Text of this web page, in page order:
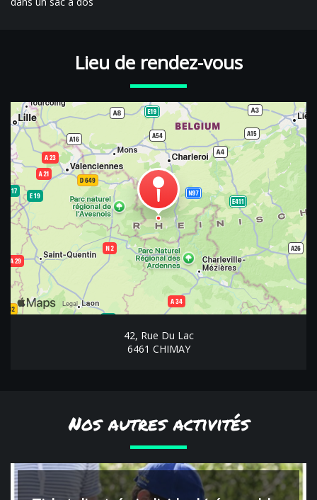
Lieu de rendez-vous
42, Rue Du Lac
6461 CHIMAY
Nos autres activités